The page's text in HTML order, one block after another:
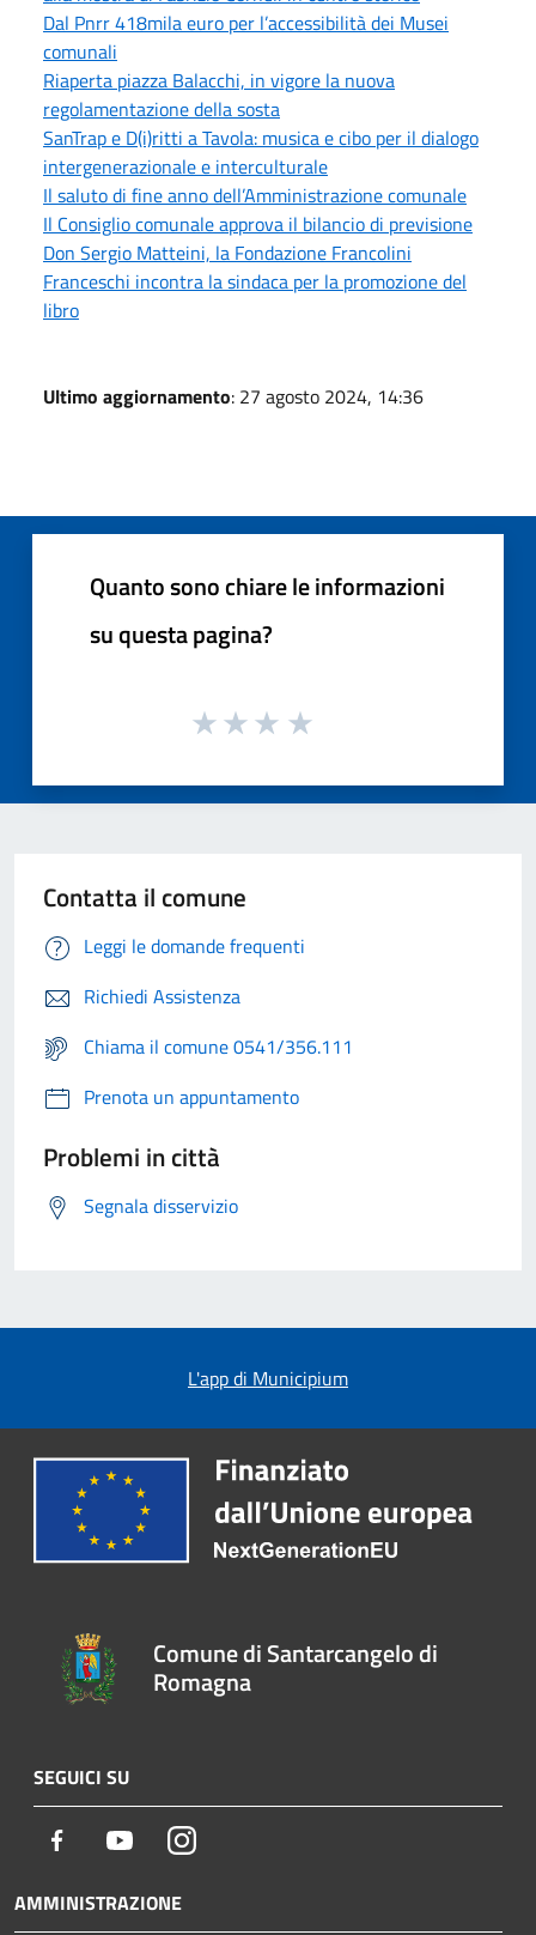
Dal Pnrr 418mila euro per l’accessibilità dei Musei
comunali
Riaperta piazza Balacchi, in vigore la nuova
regolamentazione della sosta
SanTrap e D(i)ritti a Tavola: musica e cibo per il dialogo
intergenerazionale e interculturale
Il saluto di fine anno dell’Amministrazione comunale
Il Consiglio comunale approva il bilancio di previsione
Don Sergio Matteini, la Fondazione Francolini
Franceschi incontra la sindaca per la promozione del
libro
Ultimo aggiornamento: 27 agosto 2024, 14:36
Quanto sono chiare le informazioni
su questa pagina?
Contatta il comune
Leggi le domande frequenti
Richiedi Assistenza
Chiama il comune 0541/356.111
Prenota un appuntamento
Problemi in città
Segnala disservizio
L'app di Municipium
Comune di Santarcangelo di
Romagna
SEGUICI SU
Facebook YoutubeInstagram
AMMINISTRAZIONE